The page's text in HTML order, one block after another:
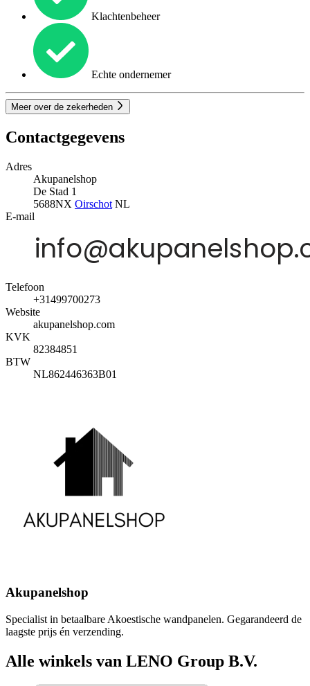
Klachtenbeheer
Echte ondernemer
Meer over de zekerheden
Contactgegevens
Adres
Akupanelshop
De Stad 1
5688NX Oirschot NL
E-mail
Telefoon
+31499700273
Website
akupanelshop.com
KVK
82384851
BTW
NL862446363B01
Akupanelshop
Specialist in betaalbare Akoestische wandpanelen. Gegarandeerd de
laagste prijs én verzending.
Alle winkels van LENO Group B.V.